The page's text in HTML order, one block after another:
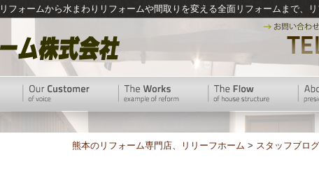
フォームから水まわりリフォームや間取りを変える全面リフォームまで、
熊本のリフォーム専門店、リリーフホーム > スタッフブログ